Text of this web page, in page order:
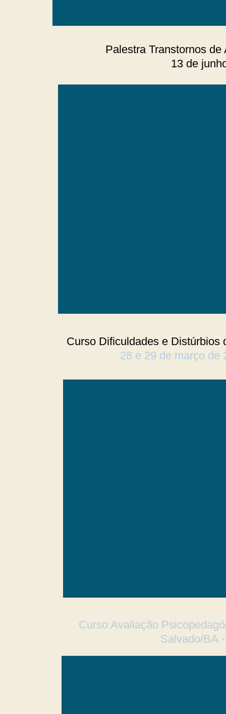
Palestra Transtornos
13 de
Curso Dificuldades e Distúrbios
28 e 29 de março de
Curso Avaliação
Salvado/BA